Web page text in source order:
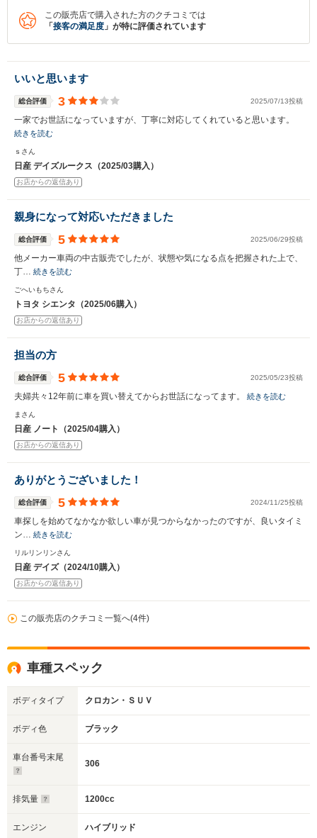
この販売店で購入された方のクチコミでは
「 接客の満足度 」が特に評価されています
いいと思います
総合評価 3 2025/07/13投稿
一家でお世話になっていますが、丁寧に対応してくれていると思います。
続きを読む
ｓさん
日産 デイズルークス（2025/03購入）
お店からの返信あり
親身になって対応いただきました
総合評価 5 2025/06/29投稿
他メーカー車両の中古販売でしたが、状態や気になる点を把握された上で、
丁… 続きを読む
ごへいもちさん
トヨタ シエンタ（2025/06購入）
お店からの返信あり
担当の方
総合評価 5 2025/05/23投稿
夫婦共々12年前に車を買い替えてからお世話になってます。 続きを読む
まさん
日産 ノート（2025/04購入）
お店からの返信あり
ありがとうございました！
総合評価 5 2024/11/25投稿
車探しを始めてなかなか欲しい車が見つからなかったのですが、良いタイミ
ン… 続きを読む
リルリンリンさん
日産 デイズ（2024/10購入）
お店からの返信あり
この販売店のクチコミ一覧へ(4件)
車種スペック
ボディタイプ クロカン・ＳＵＶ
ボディ色 ブラック
車台番号末尾
306
排気量 1200cc
エンジン ハイブリッド